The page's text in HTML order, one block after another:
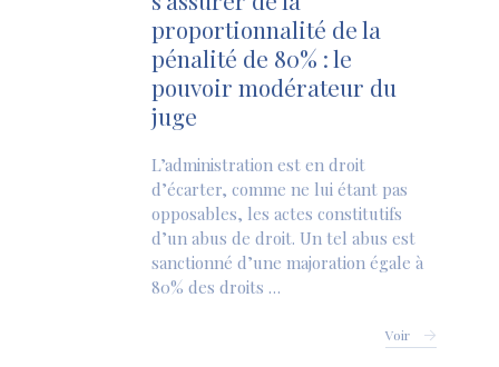
proportionnalité de la
pénalité de 80% : le
pouvoir modérateur du
juge
L’administration est en droit
d’écarter, comme ne lui étant pas
opposables, les actes constitutifs
d’un abus de droit. Un tel abus est
sanctionné d’une majoration égale à
80% des droits …
Voir